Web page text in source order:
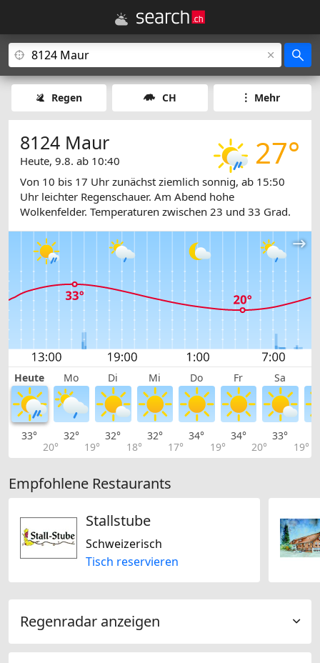
Regen CH Mehr
27°
8124 Maur
Heute, 9.8. ab 10:40
Von 10 bis 17 Uhr zunächst ziemlich sonnig, ab 15:50
Uhr leichter Regenschauer. Am Abend hohe
Wolkenfelder. Temperaturen zwischen 23 und 33 Grad.
Heute Mo Di Mi Do Fr Sa
33°
20°
32°
19°
32°
18°
32°
17°
34°
19°
34°
20°
33°
19°
Empfohlene Restaurants
Stallstube
Schweizerisch
Tisch reservieren
Regenradar anzeigen